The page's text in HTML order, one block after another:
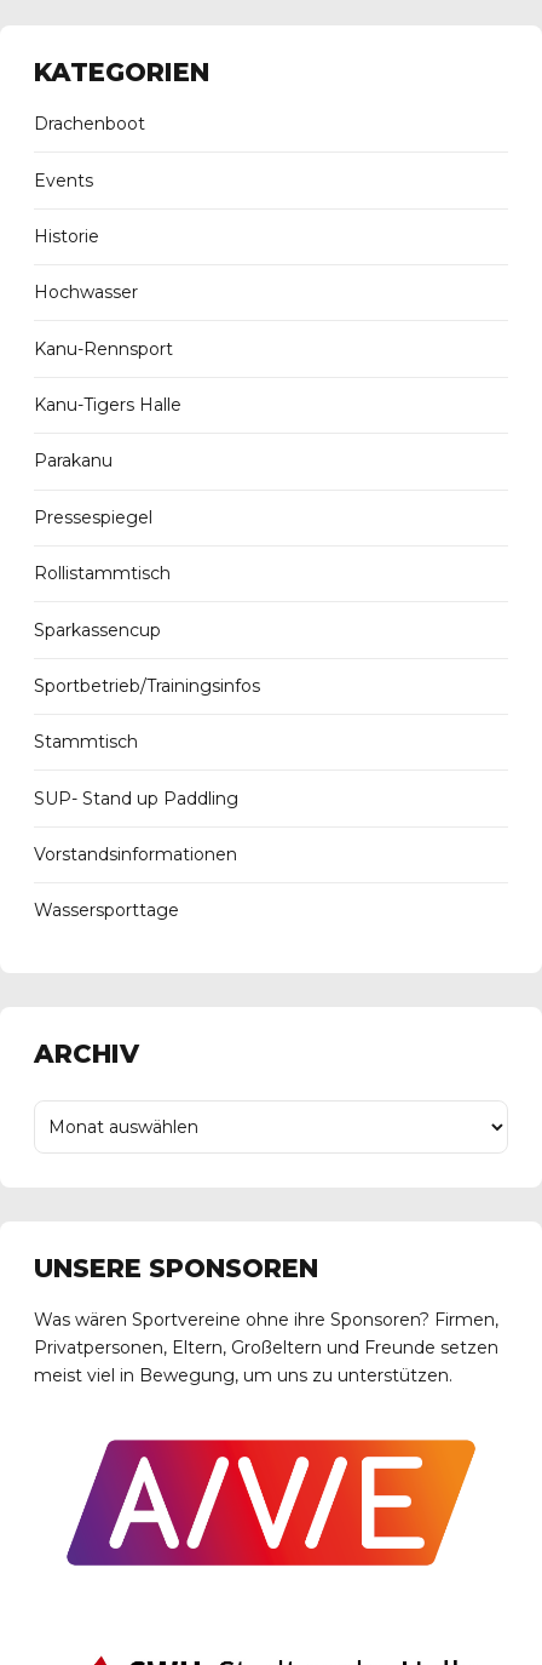
KATEGORIEN
Drachenboot
Events
Historie
Hochwasser
Kanu-Rennsport
Kanu-Tigers Halle
Parakanu
Pressespiegel
Rollistammtisch
Sparkassencup
Sportbetrieb/Trainingsinfos
Stammtisch
SUP- Stand up Paddling
Vorstandsinformationen
Wassersporttage
ARCHIV
UNSERE SPONSOREN
Was wären Sportvereine ohne ihre Sponsoren? Firmen,
Privatpersonen, Eltern, Großeltern und Freunde setzen
meist viel in Bewegung, um uns zu unterstützen.